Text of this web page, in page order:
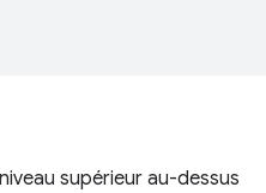
supérieur au-dessus